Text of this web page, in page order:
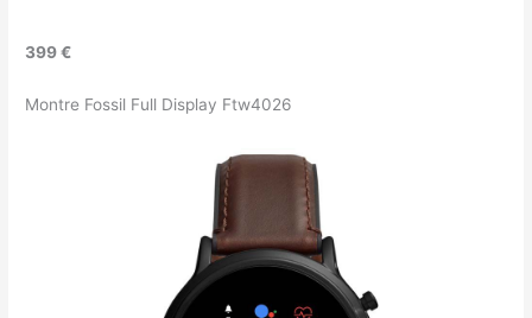
399 €
Montre Fossil Full Display Ftw4026